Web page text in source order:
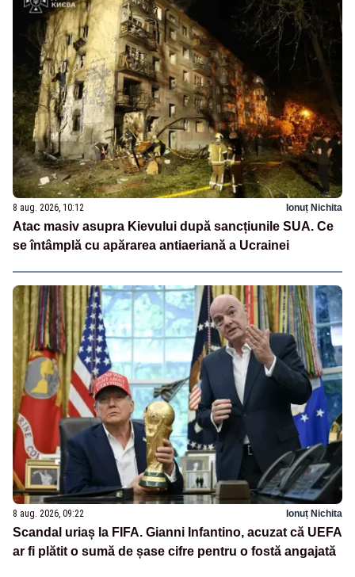
8 aug. 2026, 10:12 Ionuț Nichita
Atac masiv asupra Kievului după sancțiunile SUA. Ce
se întâmplă cu apărarea antiaeriană a Ucrainei
8 aug. 2026, 09:22 Ionuț Nichita
Scandal uriaș la FIFA. Gianni Infantino, acuzat că UEFA
ar fi plătit o sumă de șase cifre pentru o fostă angajată